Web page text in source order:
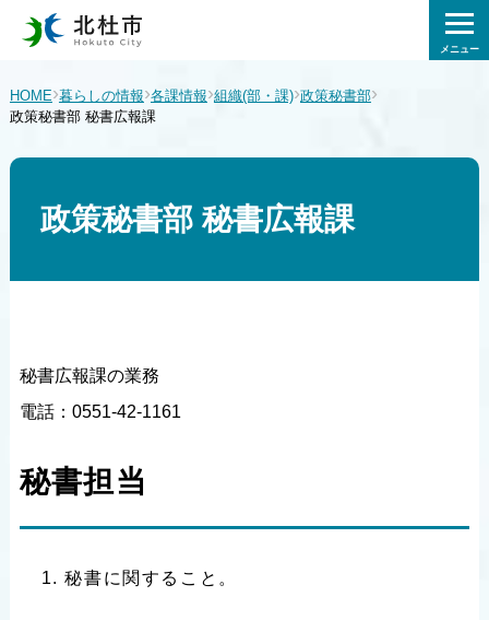
メニュー
HOME›暮らしの情報›各課情報›組織(部・課)›政策秘書部›
政策秘書部 秘書広報課
政策秘書部 秘書広報課
秘書広報課の業務
電話：0551-42-1161
秘書担当
秘書に関すること。